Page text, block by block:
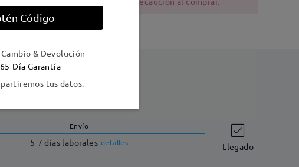
Envío
5-7 días laborales detalles Llegado
Código
& Devolución
Día Garantía
tus datos.